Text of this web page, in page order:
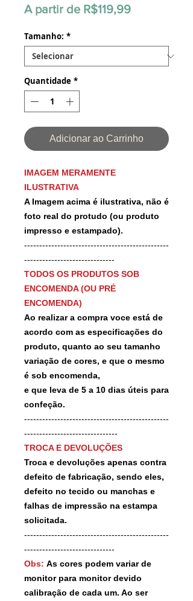
A partir de R$119,99Preço
Tamanho: *
Quantidade *
Adicionar ao Carrinho
IMAGEM MERAMENTE
ILUSTRATIVA
A Imagem acima é ilustrativa, não é
foto real do protudo (ou produto
impresso e estampado).
------------------------------------------------
------------------------------
TODOS OS PRODUTOS SOB
ENCOMENDA (OU PRÉ
ENCOMENDA)
Ao realizar a compra voce está de
acordo com as especificações do
produto, quanto ao seu tamanho
variação de cores, e que o mesmo
é sob encomenda,
e que leva de 5 a 10 dias úteis para
confeção.
------------------------------------------------
-------------------------------
TROCA E DEVOLUÇÕES
Troca e devoluções apenas contra
defeito de fabricação, sendo eles,
defeito no tecido ou manchas e
falhas de impressão na estampa
solicitada.
------------------------------------------------
------------------------------
Obs: As cores podem variar de
monitor para monitor devido
calibração de cada um. Ao ser